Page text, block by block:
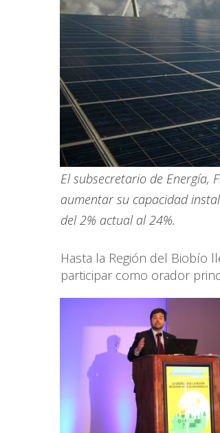
El subsecretario de Energía,
aumentar su capacidad
del 2% actual al 24%.
Hasta la Región del Biobío
participar como orador